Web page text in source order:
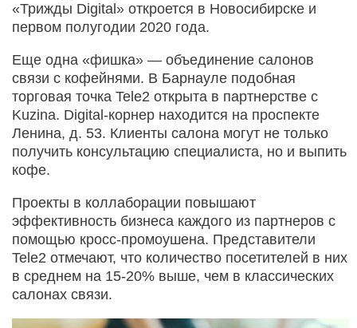
«Трижды Digital» откроется в Новосибирске и
первом полугодии 2020 года.
Еще одна «фишка» — объединение салонов
связи с кофейнями. В Барнауле подобная
торговая точка Tele2 открыта в партнерстве с
Kuzina. Digital-корнер находится на проспекте
Ленина, д. 53. Клиенты салона могут не только
получить консультацию специалиста, но и выпить
кофе.
Проекты в коллаборации повышают
эффективность бизнеса каждого из партнеров с
помощью кросс-промоушена. Представители
Tele2 отмечают, что количество посетителей в них
в среднем на 15-20% выше, чем в классических
салонах связи.